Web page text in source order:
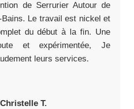
de Serrurier Autour de
Le travail est nickel et
du début à la fin. Une
et expérimentée, Je
leurs services.
Christelle T.